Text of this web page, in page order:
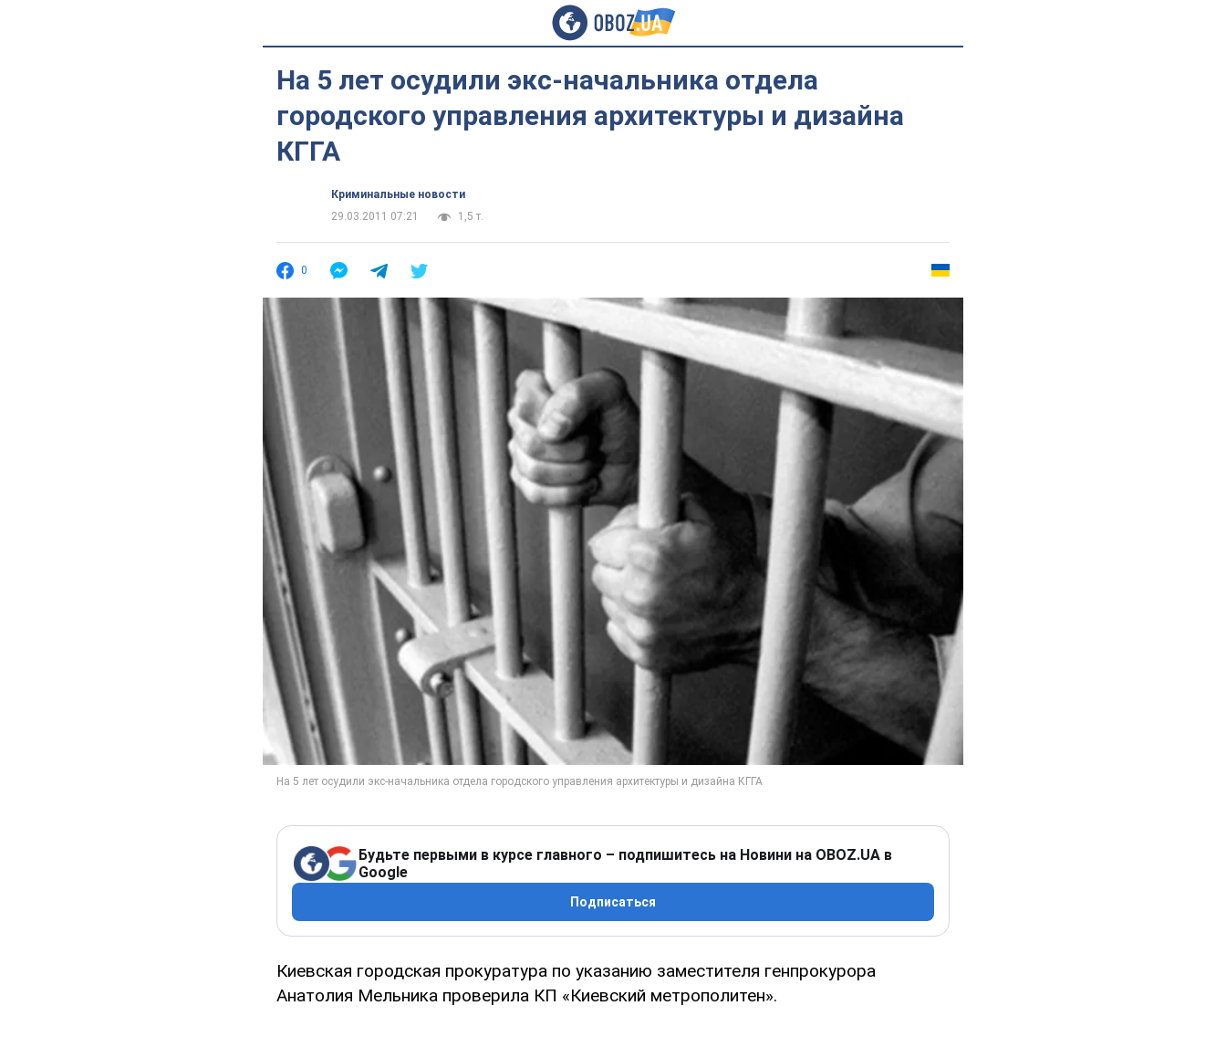
На 5 лет осудили экс-начальника отдела
городского управления архитектуры и дизайна
КГГА
Криминальные новости
29.03.2011 07:21
1,5 т.
0
Будьте первыми в курсе главного – подпишитесь на Новини на OBOZ.UA в
Google
Подписаться
Киевская городская прокуратура по указанию заместителя генпрокурора
Анатолия Мельника проверила КП «Киевский метрополитен».